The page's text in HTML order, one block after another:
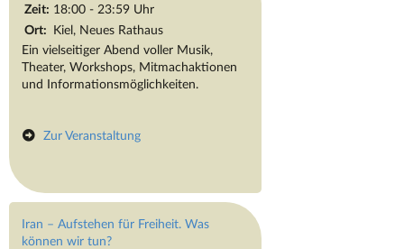
Zeit: 18:00 - 23:59 Uhr
Ort: Kiel, Neues Rathaus
Ein vielseitiger Abend voller Musik,
Theater, Workshops, Mitmachaktionen
und Informationsmöglichkeiten.
Zur Veranstaltung
Iran – Aufstehen für Freiheit. Was
können wir tun?